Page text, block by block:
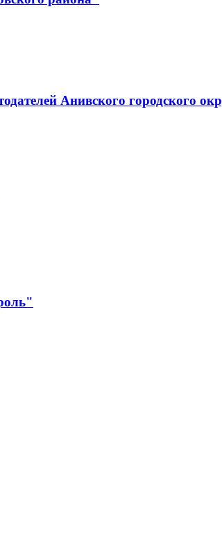
Анивского городского